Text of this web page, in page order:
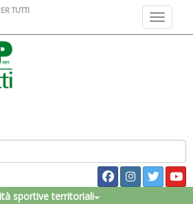
Toggle
TUTTI
sportive territoriali